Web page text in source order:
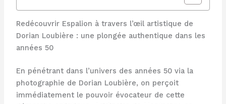
Redécouvrir Espalion à travers l’œil artistique de
Dorian Loubière : une plongée authentique dans les
années 50
En pénétrant dans l’univers des années 50 via la
photographie de Dorian Loubière, on perçoit
immédiatement le pouvoir évocateur de cette